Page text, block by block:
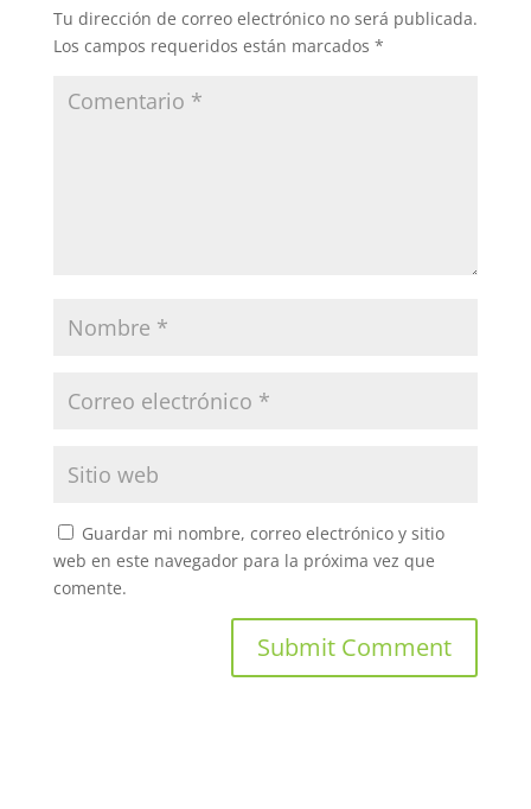
Tu dirección de correo electrónico no será publicada.
Los campos requeridos están marcados *
Guardar mi nombre, correo electrónico y sitio
web en este navegador para la próxima vez que
comente.